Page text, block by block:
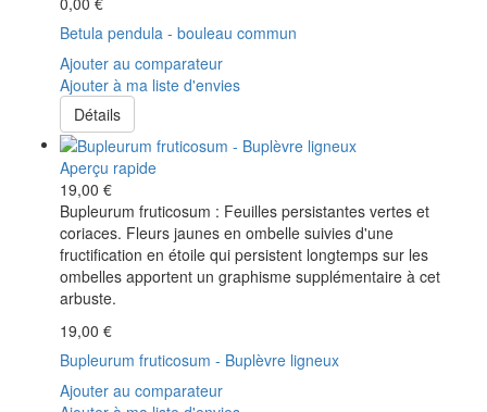
Betula pendula - bouleau commun
Ajouter au comparateur
Ajouter à ma liste d'envies
Détails
Aperçu rapide
19,00 €
Bupleurum fruticosum : Feuilles persistantes vertes et
coriaces. Fleurs jaunes en ombelle suivies d'une
fructification en étoile qui persistent longtemps sur les
ombelles apportent un graphisme supplémentaire à cet
arbuste.
19,00 €
Bupleurum fruticosum - Buplèvre ligneux
Ajouter au comparateur